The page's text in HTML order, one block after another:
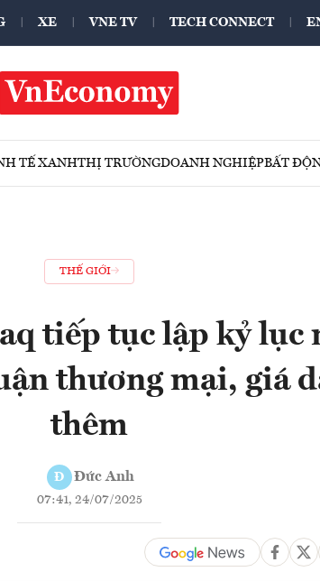
XE VNE TV TECH CONNECT
TẾ XANHTHỊ TRƯỜNGDOANH NGHIỆPBẤT
THẾ GIỚI
tiếp tục lập kỷ lục
thương mại, giá
thêm
Đ Đức Anh
07:41, 24/07/2025